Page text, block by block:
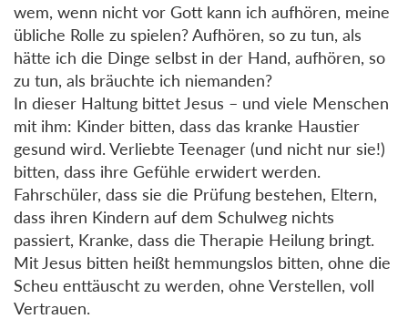
wem, wenn nicht vor Gott kann ich aufhören, meine
übliche Rolle zu spielen? Aufhören, so zu tun, als
hätte ich die Dinge selbst in der Hand, aufhören, so
zu tun, als bräuchte ich niemanden?
In dieser Haltung bittet Jesus – und viele Menschen
mit ihm: Kinder bitten, dass das kranke Haustier
gesund wird. Verliebte Teenager (und nicht nur sie!)
bitten, dass ihre Gefühle erwidert werden.
Fahrschüler, dass sie die Prüfung bestehen, Eltern,
dass ihren Kindern auf dem Schulweg nichts
passiert, Kranke, dass die Therapie Heilung bringt.
Mit Jesus bitten heißt hemmungslos bitten, ohne die
Scheu enttäuscht zu werden, ohne Verstellen, voll
Vertrauen.